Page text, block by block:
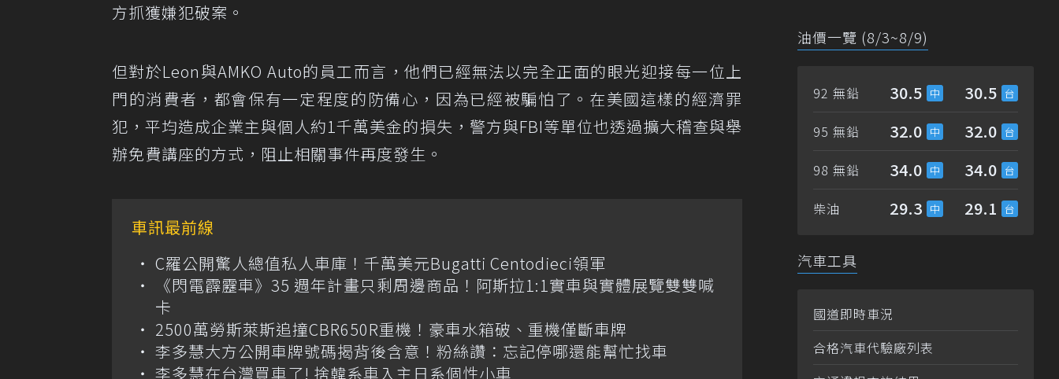
方抓獲嫌犯破案。
但對於Leon與AMKO Auto的員工而言，他們已經無法以完全正面的眼光迎接每一位上
門的消費者，都會保有一定程度的防備心，因為已經被騙怕了。在美國這樣的經濟罪
犯，平均造成企業主與個人約1千萬美金的損失，警方與FBI等單位也透過擴大稽查與舉
辦免費講座的方式，阻止相關事件再度發生。
車訊最前線
C羅公開驚人總值私人車庫！千萬美元Bugatti Centodieci領軍
《閃電霹靂車》35 週年計畫只剩周邊商品！阿斯拉1:1實車與實體展覽雙雙喊
卡
2500萬勞斯萊斯追撞CBR650R重機！豪車水箱破、重機僅斷車牌
李多慧大方公開車牌號碼揭背後含意！粉絲讚：忘記停哪還能幫忙找車
李多慧在台灣買車了! 捨韓系車入主日系個性小車
油價一覽 (8/3~8/9)
92 無鉛 30.5 30.5
95 無鉛 32.0 32.0
98 無鉛 34.0 34.0
柴油 29.3 29.1
汽車工具
國道即時車況
合格汽車代驗廠列表